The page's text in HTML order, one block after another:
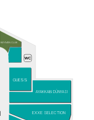
AYAKKABI DÜNYASI
GUESS
EXXE SELECTION
BEYMEN CLUB